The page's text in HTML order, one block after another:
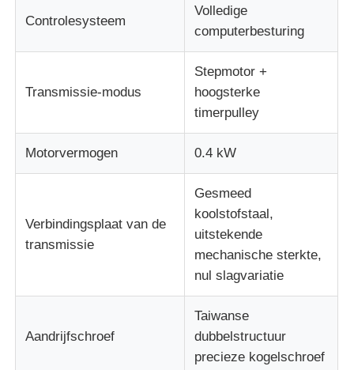
Controlesysteem
Volledige
computerbesturing
Transmissie-modus
Stepmotor +
hoogsterke
timerpulley
Motorvermogen 0.4 kW
Verbindingsplaat van de
transmissie
Gesmeed
koolstofstaal,
uitstekende
mechanische sterkte,
nul slagvariatie
Aandrijfschroef
Taiwanse
dubbelstructuur
precieze kogelschroef